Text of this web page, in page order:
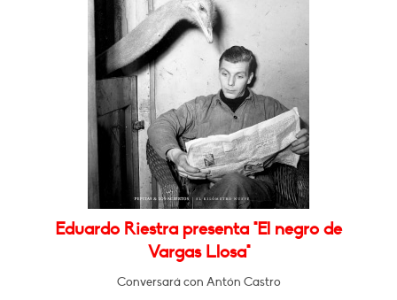
Eduardo Riestra presenta "El negro de
Vargas Llosa"
Conversará con Antón Castro